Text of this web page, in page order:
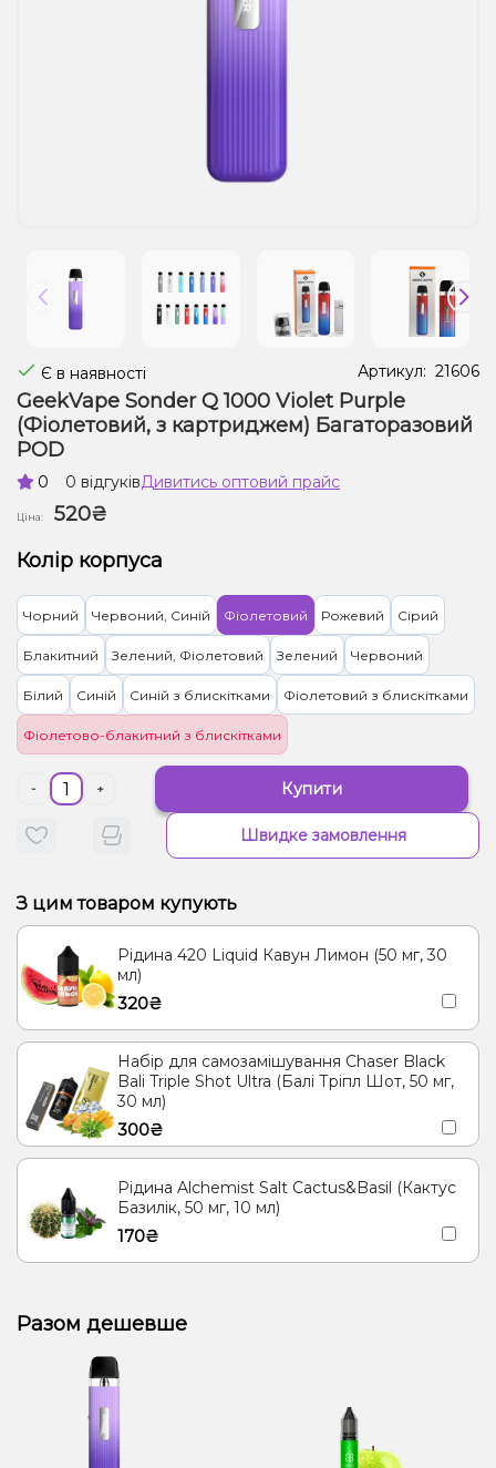
Рідини для електронних сигарет
Є в наявності Артикул: 21606
GeekVape Sonder Q 1000 Violet Purple
(Фіолетовий, з картриджем) Багаторазовий
POD
0 0 відгуківДивитись оптовий прайс
Ціна:
520₴
Колір корпуса
Чорний Червоний, Синій Фіолетовий Рожевий Сірий
Блакитний Зелений, Фіолетовий Зелений Червоний
Білий Синій Синій з блискітками Фіолетовий з блискітками
Фіолетово-блакитний з блискітками
- + Купити
Швидке замовлення
З цим товаром купують
Рідина 420 Liquid Кавун Лимон (50 мг, 30
мл)
320₴
Набір для самозамішування Chaser Black
Bali Triple Shot Ultra (Балі Тріпл Шот, 50 мг,
30 мл)
300₴
Рідина Alchemist Salt Cactus&Basil (Кактус
Базилік, 50 мг, 10 мл)
170₴
Разом дешевше